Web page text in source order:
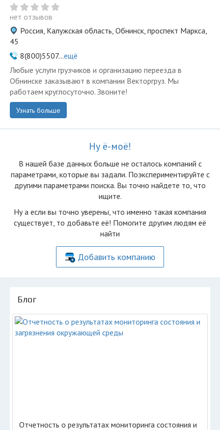
нет отзывов
Россия, Калужская область, Обнинск, проспект Маркса,
45
8(800)5507...ещё
Любые услуги грузчиков и организацию переезда в
Обнинске заказывают в компании Векторгруз. Мы
работаем круглосуточно. Звоните!
Узнать больше
Ну ё-моё!
В нашей базе данных больше не осталоcь компаний с
параметрами, которые вы задали. Поэкспериментируйте с
другими параметрами поиска. Вы точно найдете то, что
ищите.
Ну а если вы точно уверены, что именно такая компания
существует, то добавьте её! Помогите другим людям её
найти
Добавить компанию
Блог
Отчетность о результатах мониторинга состояния и